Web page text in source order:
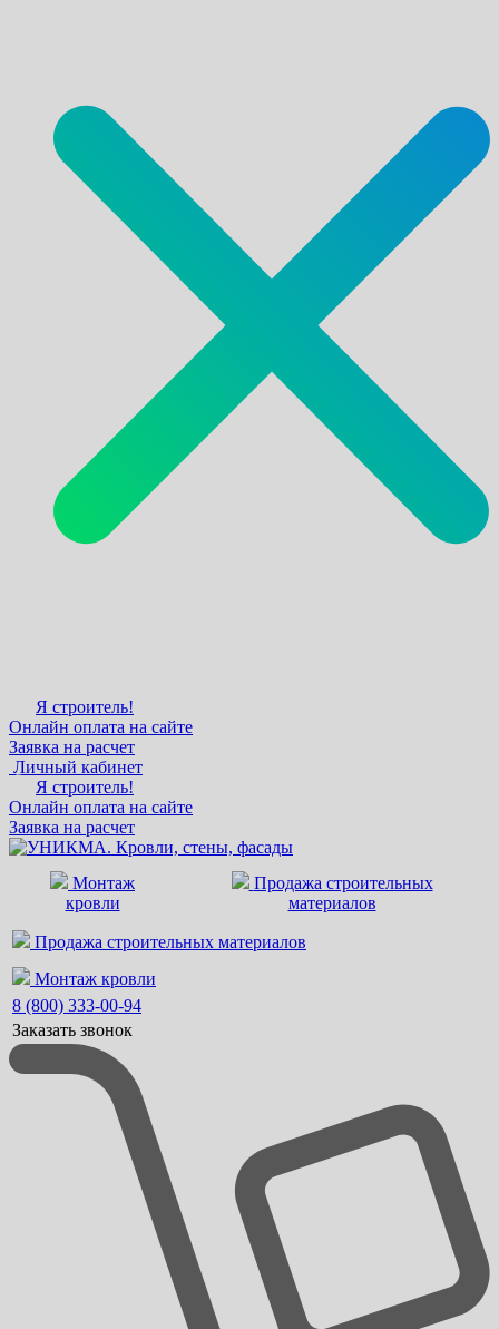
Я строитель!
Онлайн оплата на сайте
Заявка на расчет
Личный кабинет
Я строитель!
Онлайн оплата на сайте
Заявка на расчет
Монтаж
кровли
Продажа строительных
материалов
Продажа строительных материалов
Монтаж кровли
8 (800) 333-00-94
Заказать звонок